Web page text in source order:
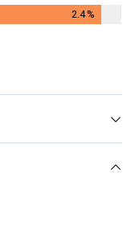
2.4%